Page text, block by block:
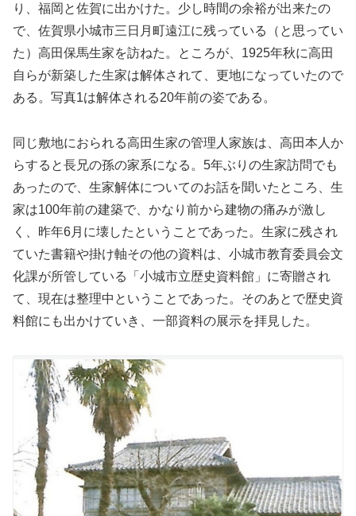
り、福岡と佐賀に出かけた。少し時間の余裕が出来たの
で、佐賀県小城市三日月町遠江に残っている（と思ってい
た）高田保馬生家を訪ねた。ところが、1925年秋に高田
自らが新築した生家は解体されて、更地になっていたので
ある。写真1は解体される20年前の姿である。
同じ敷地におられる高田生家の管理人家族は、高田本人か
らすると長兄の孫の家系になる。5年ぶりの生家訪問でも
あったので、生家解体についてのお話を聞いたところ、生
家は100年前の建築で、かなり前から建物の痛みが激し
く、昨年6月に壊したということであった。生家に残され
ていた書籍や掛け軸その他の資料は、小城市教育委員会文
化課が所管している「小城市立歴史資料館」に寄贈され
て、現在は整理中ということであった。そのあとで歴史資
料館にも出かけていき、一部資料の展示を拝見した。